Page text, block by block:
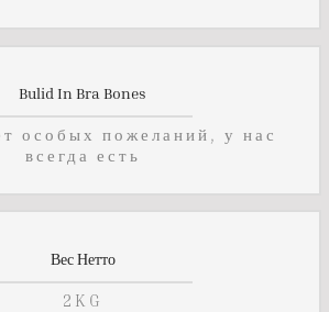
Bulid In Bra Bones
особых пожеланий, у нас
всегда есть
Вес Нетто
2KG